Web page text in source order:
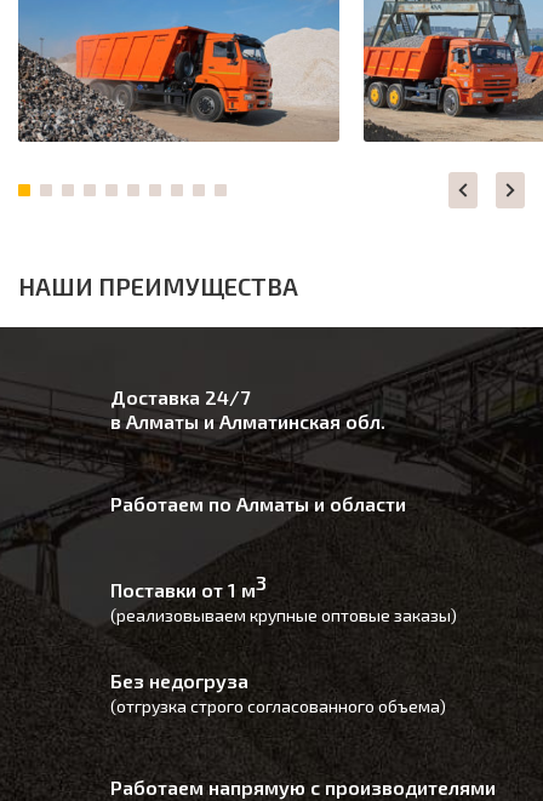
НАШИ ПРЕИМУЩЕСТВА
Доставка 24/7
в Алматы и Алматинская обл.
Работаем по Алматы и области
Поставки от 1 м3
(реализовываем крупные оптовые заказы)
Без недогруза
(отгрузка строго согласованного объема)
Работаем напрямую с производителями